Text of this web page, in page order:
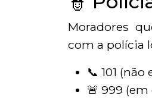
Moradores
com a polícia
📞 101
🚨 999